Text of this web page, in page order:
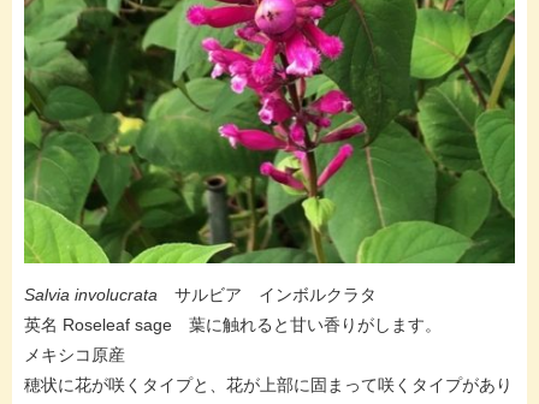
Salvia involucrata サルビア インボルクラタ
英名 Roseleaf sage 葉に触れると甘い香りがします。
メキシコ原産
穂状に花が咲くタイプと、花が上部に固まって咲くタイプがあり